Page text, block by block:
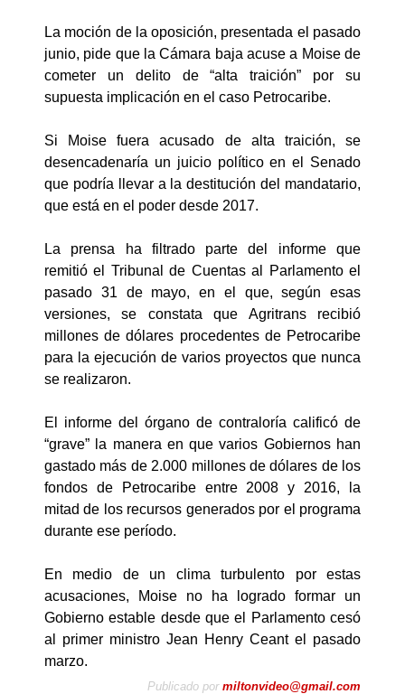
La moción de la oposición, presentada el pasado
junio, pide que la Cámara baja acuse a Moise de
cometer un delito de “alta traición” por su
supuesta implicación en el caso Petrocaribe.
Si Moise fuera acusado de alta traición, se
desencadenaría un juicio político en el Senado
que podría llevar a la destitución del mandatario,
que está en el poder desde 2017.
La prensa ha filtrado parte del informe que
remitió el Tribunal de Cuentas al Parlamento el
pasado 31 de mayo, en el que, según esas
versiones, se constata que Agritrans recibió
millones de dólares procedentes de Petrocaribe
para la ejecución de varios proyectos que nunca
se realizaron.
El informe del órgano de contraloría calificó de
“grave” la manera en que varios Gobiernos han
gastado más de 2.000 millones de dólares de los
fondos de Petrocaribe entre 2008 y 2016, la
mitad de los recursos generados por el programa
durante ese período.
En medio de un clima turbulento por estas
acusaciones, Moise no ha logrado formar un
Gobierno estable desde que el Parlamento cesó
al primer ministro Jean Henry Ceant el pasado
marzo.
Publicado por miltonvideo@gmail.com